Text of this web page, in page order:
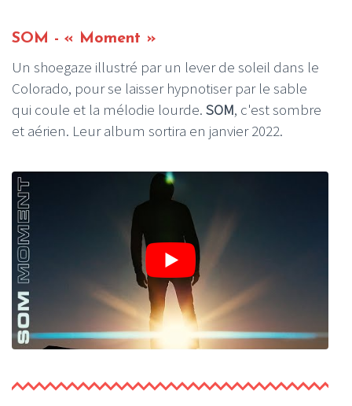
SOM - « Moment »
Un shoegaze illustré par un lever de soleil dans le
Colorado, pour se laisser hypnotiser par le sable
qui coule et la mélodie lourde. SOM, c'est sombre
et aérien. Leur album sortira en janvier 2022.